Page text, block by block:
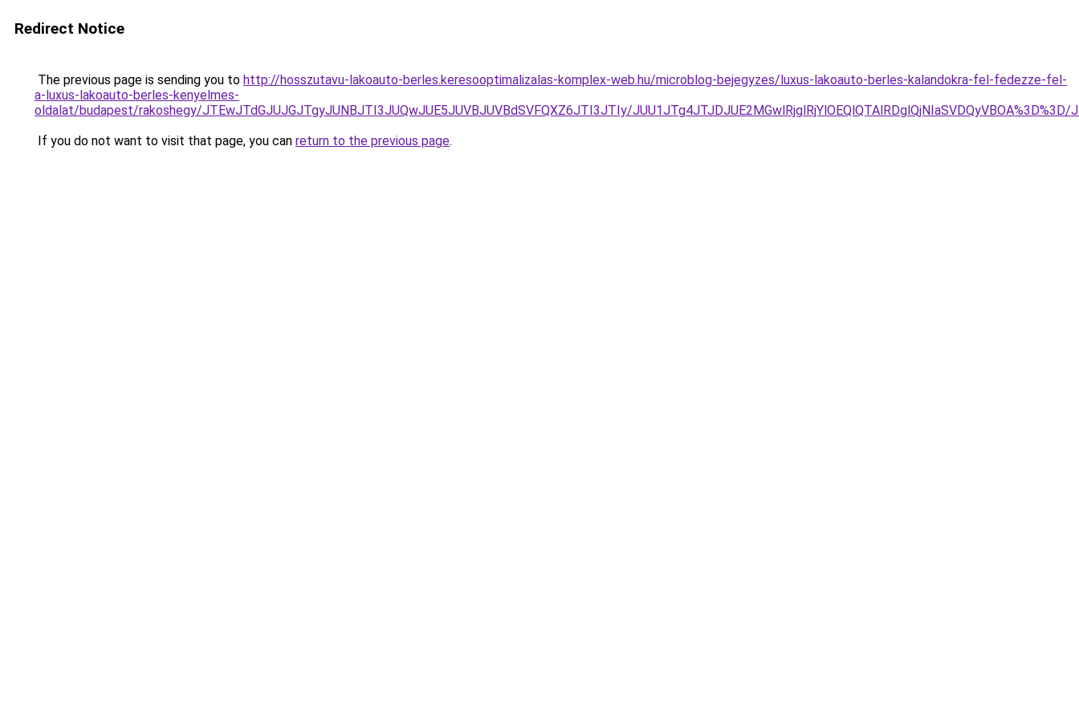
Redirect Notice
The previous page is sending you to http://hosszutavu-lakoauto-berles.keresooptimalizalas-komplex-web.hu/microblog-bejegyzes/luxus-lakoauto-berles-kalandokra-fel-fedezze-fel-
a-luxus-lakoauto-berles-kenyelmes-
oldalat/budapest/rakoshegy/JTEwJTdGJUJGJTgyJUNBJTI3JUQwJUE5JUVBJUVBdSVFQXZ6JTI3JTIy/JUU1JTg4JTJDJUE2MGwlRjglRjYlOEQlQTAlRDglQjNIaSVDQyVBOA%3D%3D/
If you do not want to visit that page, you can return to the previous page.